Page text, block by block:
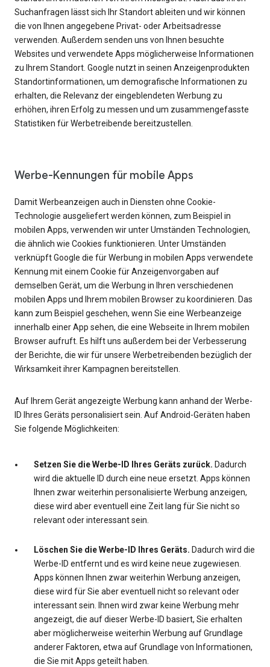
Suchanfragen lässt sich Ihr Standort ableiten und wir können
die von Ihnen angegebene Privat- oder Arbeitsadresse
verwenden. Außerdem senden uns von Ihnen besuchte
Websites und verwendete Apps möglicherweise Informationen
zu Ihrem Standort. Google nutzt in seinen Anzeigenprodukten
Standortinformationen, um demografische Informationen zu
erhalten, die Relevanz der eingeblendeten Werbung zu
erhöhen, ihren Erfolg zu messen und um zusammengefasste
Statistiken für Werbetreibende bereitzustellen.
Werbe-Kennungen für mobile Apps
Damit Werbeanzeigen auch in Diensten ohne Cookie-
Technologie ausgeliefert werden können, zum Beispiel in
mobilen Apps, verwenden wir unter Umständen Technologien,
die ähnlich wie Cookies funktionieren. Unter Umständen
verknüpft Google die für Werbung in mobilen Apps verwendete
Kennung mit einem Cookie für Anzeigenvorgaben auf
demselben Gerät, um die Werbung in Ihren verschiedenen
mobilen Apps und Ihrem mobilen Browser zu koordinieren. Das
kann zum Beispiel geschehen, wenn Sie eine Werbeanzeige
innerhalb einer App sehen, die eine Webseite in Ihrem mobilen
Browser aufruft. Es hilft uns außerdem bei der Verbesserung
der Berichte, die wir für unsere Werbetreibenden bezüglich der
Wirksamkeit ihrer Kampagnen bereitstellen.
Auf Ihrem Gerät angezeigte Werbung kann anhand der Werbe-
ID Ihres Geräts personalisiert sein. Auf Android-Geräten haben
Sie folgende Möglichkeiten:
Setzen Sie die Werbe-ID Ihres Geräts zurück. Dadurch
wird die aktuelle ID durch eine neue ersetzt. Apps können
Ihnen zwar weiterhin personalisierte Werbung anzeigen,
diese wird aber eventuell eine Zeit lang für Sie nicht so
relevant oder interessant sein.
Löschen Sie die Werbe-ID Ihres Geräts. Dadurch wird die
Werbe-ID entfernt und es wird keine neue zugewiesen.
Apps können Ihnen zwar weiterhin Werbung anzeigen,
diese wird für Sie aber eventuell nicht so relevant oder
interessant sein. Ihnen wird zwar keine Werbung mehr
angezeigt, die auf dieser Werbe-ID basiert, Sie erhalten
aber möglicherweise weiterhin Werbung auf Grundlage
anderer Faktoren, etwa auf Grundlage von Informationen,
die Sie mit Apps geteilt haben.